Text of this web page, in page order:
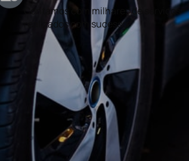
Contamos com milhares de serviços
realizados com sucesso.